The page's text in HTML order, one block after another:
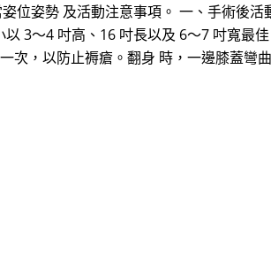
位姿勢 及活動注意事項。 一、手術後
以 3～4 吋高、16 吋長以及 6～7 吋寬最佳
次，以防止褥瘡。翻身 時，一邊膝蓋彎